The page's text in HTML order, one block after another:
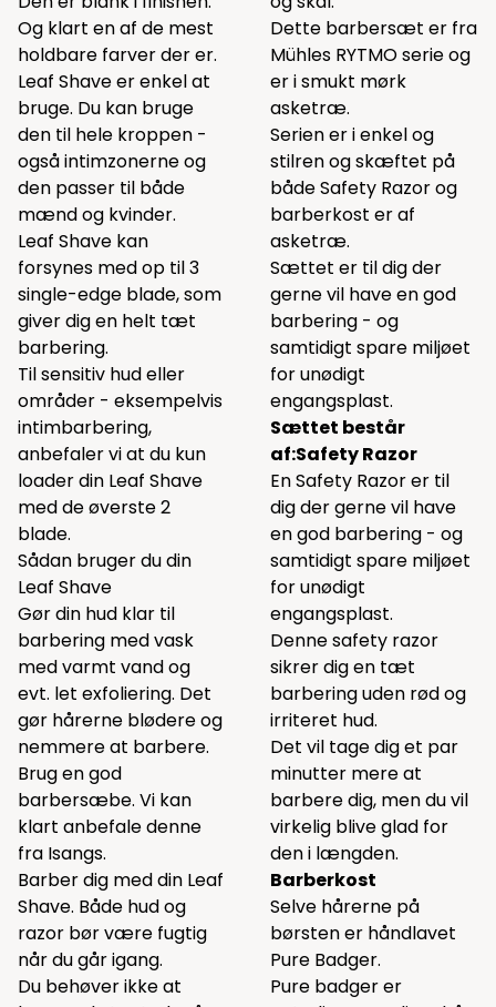
Og klart en af de mest
holdbare farver der er.
Leaf Shave er enkel at
bruge. Du kan bruge
den til hele kroppen -
også intimzonerne og
den passer til både
mænd og kvinder.
Leaf Shave kan
forsynes med op til 3
single-edge blade, som
giver dig en helt tæt
barbering.
Til sensitiv hud eller
områder - eksempelvis
intimbarbering,
anbefaler vi at du kun
loader din Leaf Shave
med de øverste 2
blade.
Sådan bruger du din
Leaf Shave
Gør din hud klar til
barbering med vask
med varmt vand og
evt. let exfoliering. Det
gør hårerne blødere og
nemmere at barbere.
Brug en god
barbersæbe. Vi kan
klart anbefaledenne
fra Isangs.
Barber dig med din Leaf
Shave. Både hud og
razor bør være fugtig
når du går igang.
Du behøver ikke at
Dette barbersæt er fra
Mühles RYTMO serie og
er i smukt mørk
asketræ.
Serien er i enkel og
stilren og skæftet på
både Safety Razor og
barberkost er af
asketræ.
Sættet er til dig der
gerne vil have en god
barbering - og
samtidigt spare miljøet
for unødigt
engangsplast.
Sættet består
af:Safety Razor
En Safety Razor er til
dig der gerne vil have
en god barbering - og
samtidigt spare miljøet
for unødigt
engangsplast.
Denne safety razor
sikrer dig en tæt
barbering uden rød og
irriteret hud.
Det vil tage dig et par
minutter mere at
barbere dig, men du vil
virkelig blive glad for
den i længden.
Barberkost
Selve hårerne på
børsten er håndlavet
Pure Badger.
Pure badger er